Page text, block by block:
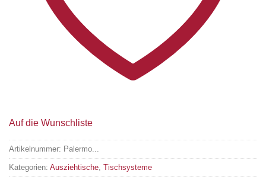
Auf die Wunschliste
Artikelnummer: Palermo...
Kategorien: Ausziehtische Tischsysteme